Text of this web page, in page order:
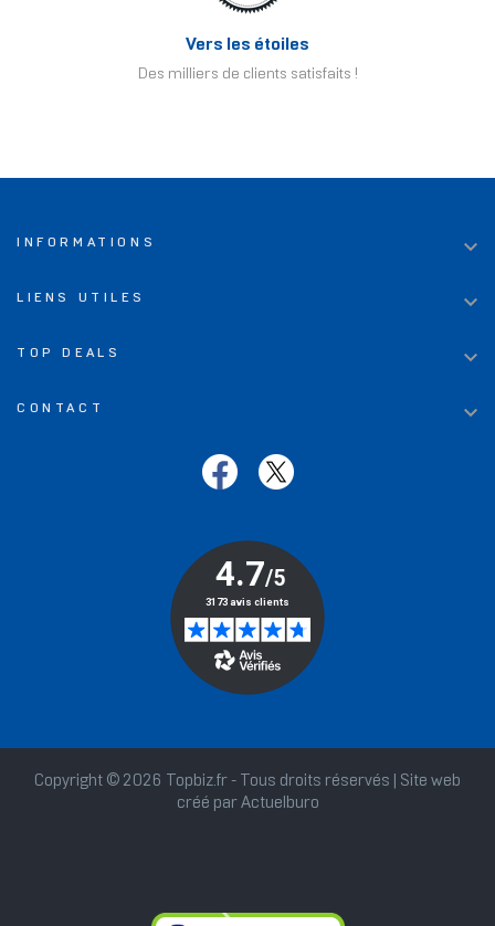
Vers les étoiles
Des milliers de clients satisfaits !
INFORMATIONS 
LIENS UTILES 
TOP DEALS 
CONTACT 
Copyright © 2026 Topbiz.fr - Tous droits réservés | Site web
créé par Actuelburo